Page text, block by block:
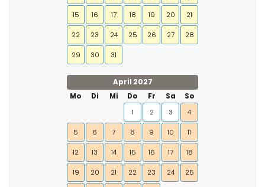
15 16 17 18 19 20 21
22 23 24 25 26 27 28
29 30 31
April 2027
Mo
Di Mi Do Fr Sa
So
1
2 3 4
5 6 7 8 9 10 11
12 13 14 15 16 17 18
19 20 21 22 23 24 25